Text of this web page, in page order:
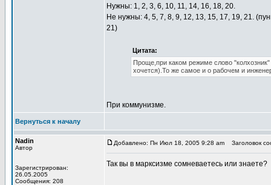
Нужны: 1, 2, 3, 6, 10, 11, 14, 16, 18, 20.
Не нужны: 4, 5, 7, 8, 9, 12, 13, 15, 17, 19, 21.
21)
Цитата:
Проще,при каком режиме слово
хочется).То же самое и о рабочем и
При коммунизме.
Вернуться к началу
Nadin
Автор
Зарегистрирован:
26.05.2005
Сообщения: 208
Добавлено: Пн Июл 18, 2005 9:28 am Заголовок
Так вы в марксизме сомневаетесь или знаете?